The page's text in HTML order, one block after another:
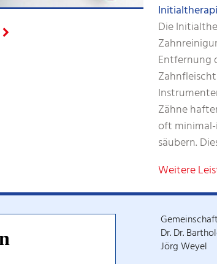
Die
Entfernung
Zähne
oft
säubern.
Weitere
Dr. Dr.
Jörg Weyel